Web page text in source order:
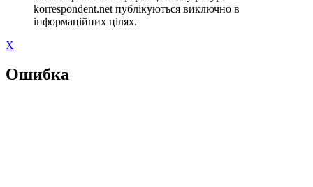
korrespondent.net публікуються виключно в
інформаційних цілях.
X
Ошибка